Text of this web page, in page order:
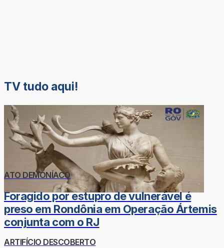
TV tudo aqui!
ATO DEMONÍACO
Foragido por estupro de vulnerável é
preso em Rondônia em Operação Ártemis
conjunta com o RJ
ARTIFÍCIO DESCOBERTO